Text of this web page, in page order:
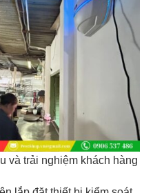
và trải nghiệm khách hàng